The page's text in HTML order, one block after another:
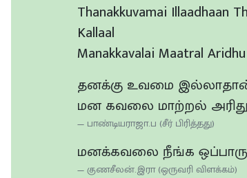
Thanakkuvamai Illaadhaan
Kallaal
Manakkavalai Maatral Aridhu
தனக்கு உவமை
மன கவலை மாற்றல் அரிது
பாண்டியராஜா.ப (சீர் பிரித்தது)
மனக்கவலை நீங்க
குணசீலன்.இரா (ஒருவரி விளக்கம்)